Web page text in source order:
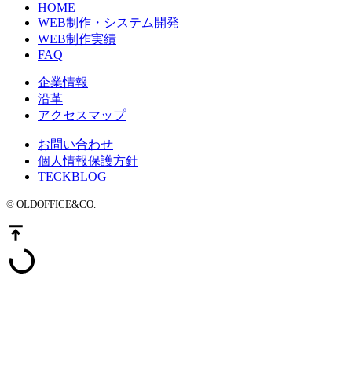
HOME
WEB制作・システム開発
WEB制作実績
FAQ
企業情報
沿革
アクセスマップ
お問い合わせ
個人情報保護方針
TECKBLOG
© OLDOFFICE&CO.